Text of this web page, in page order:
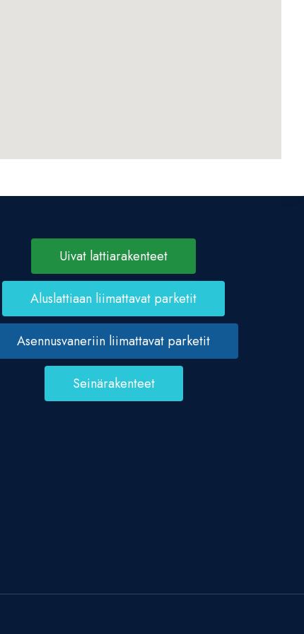
Uivat lattiarakenteet
Aluslattiaan liimattavat parketit
Asennusvaneriin liimattavat parketit
Seinärakenteet